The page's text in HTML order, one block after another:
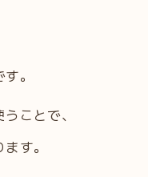
。
ことで、
す。